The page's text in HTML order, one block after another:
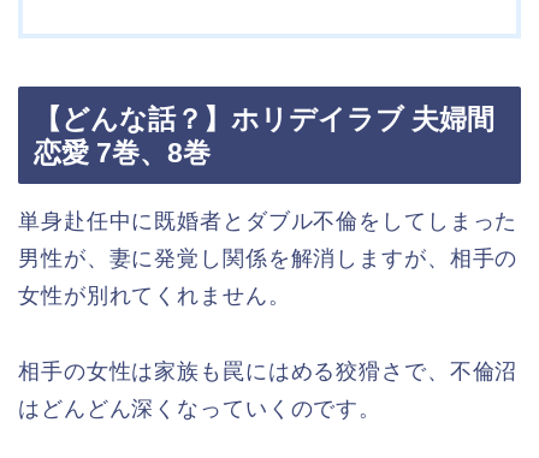
【どんな話？】ホリデイラブ 夫婦間
恋愛 7巻、8巻
単身赴任中に既婚者とダブル不倫をしてしまった
男性が、妻に発覚し関係を解消しますが、相手の
女性が別れてくれません。
相手の女性は家族も罠にはめる狡猾さで、不倫沼
はどんどん深くなっていくのです。